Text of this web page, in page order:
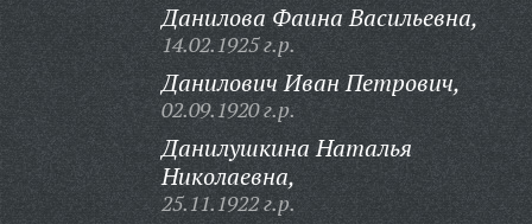
Данилова Фаина Васильевна,
14.02.1925 г.р.
Данилович Иван Петрович,
02.09.1920 г.р.
Данилушкина Наталья
Николаевна,
25.11.1922 г.р.